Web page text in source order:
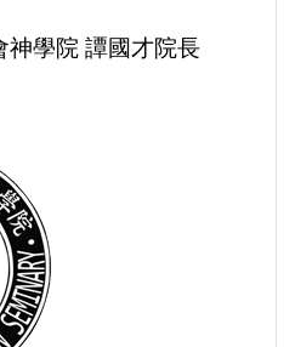
神學院 譚國才院長